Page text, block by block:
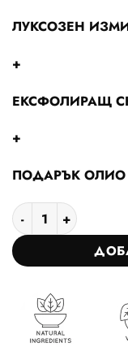
ЛУКСОЗЕН
+
ЕКСФОЛИРАЩ
+
ПОДАРЪК
количество за